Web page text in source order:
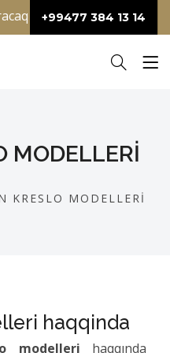
Adətən “L” şəkilli
+99477 384 13 14
MODELLERI
KRESLO MODELLERI
haqqinda
modelleri haqqında